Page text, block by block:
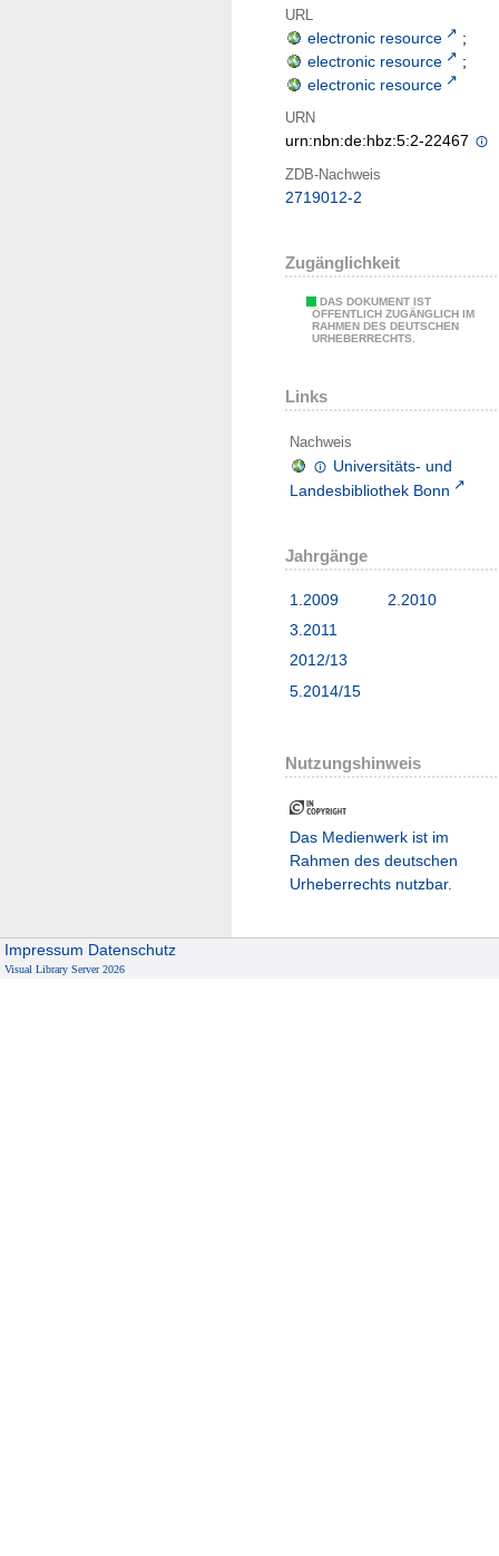
URL
electronic resource
;
electronic resource
;
electronic resource
URN
urn:nbn:de:hbz:5:2-22467
ZDB-Nachweis
2719012-2
Zugänglichkeit
DAS DOKUMENT IST
ÖFFENTLICH ZUGÄNGLICH IM
RAHMEN DES DEUTSCHEN
URHEBERRECHTS.
Links
Nachweis
Universitäts- und
Landesbibliothek Bonn
Jahrgänge
1.2009
2.2010
3.2011
2012/13
5.2014/15
Nutzungshinweis
Das Medienwerk ist im
Rahmen des deutschen
Urheberrechts nutzbar.
Impressum Datenschutz
Visual Library Server 2026